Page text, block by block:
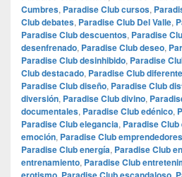
Cumbres, Paradise Club cursos,
Club debates, Paradise Club Del Valle,
Paradise Club descuentos, Paradise
desenfrenado, Paradise Club deseo,
Paradise Club desinhibido, Paradise
Club destacado, Paradise Club diferente
Paradise Club diseño, Paradise Club
diversión, Paradise Club divino,
documentales, Paradise Club edénico,
Paradise Club elegancia, Paradise
emoción, Paradise Club emprendedores
Paradise Club energía, Paradise Club
entrenamiento, Paradise Club